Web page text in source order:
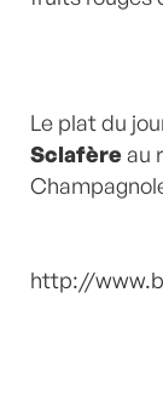
Le plat du
Sclafèreau
http://